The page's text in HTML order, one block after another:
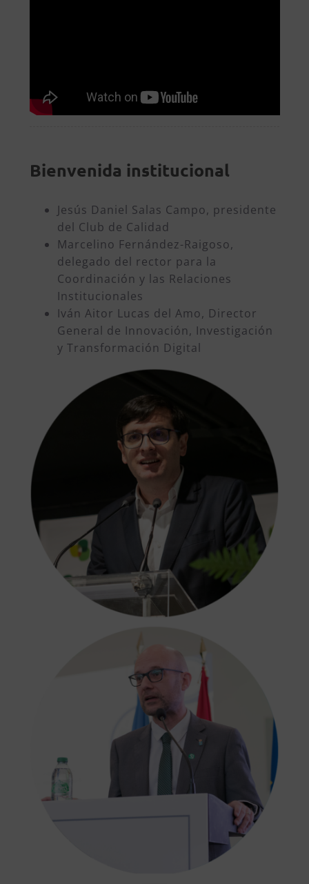
Bienvenida institucional
Jesús Daniel Salas Campo, presidente
del Club de Calidad
Marcelino Fernández-Raigoso,
delegado del rector para la
Coordinación y las Relaciones
Institucionales
Iván Aitor Lucas del Amo, Director
General de Innovación, Investigación
y Transformación Digital